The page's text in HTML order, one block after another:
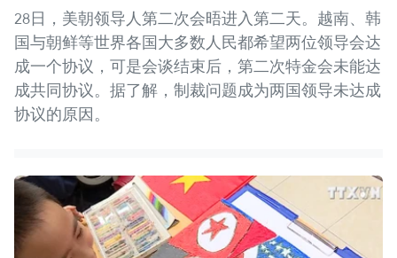
28日，美朝领导人第二次会晤进入第二天。越南、韩
国与朝鲜等世界各国大多数人民都希望两位领导会达
成一个协议，可是会谈结束后，第二次特金会未能达
成共同协议。据了解，制裁问题成为两国领导未达成
协议的原因。